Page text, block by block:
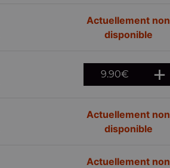
Actuellement non
disponible
9.90€
Actuellement non
disponible
Actuellement non